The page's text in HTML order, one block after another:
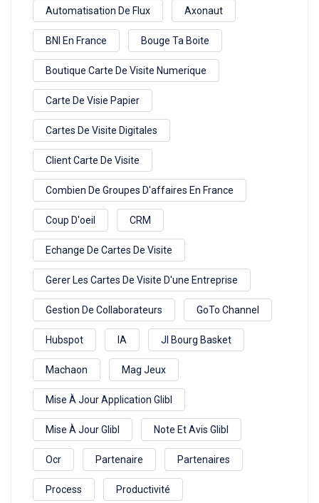
Automatisation De Flux Axonaut
BNI En France Bouge Ta Boite
Boutique Carte De Visite Numerique
Carte De Visie Papier
Cartes De Visite Digitales
Client Carte De Visite
Combien De Groupes D'affaires En France
Coup D'oeil CRM
Echange De Cartes De Visite
Gerer Les Cartes De Visite D'une Entreprise
Gestion De Collaborateurs GoTo Channel
Hubspot IA Jl Bourg Basket
Machaon Mag Jeux
Mise À Jour Application Glibl
Mise À Jour Glibl Note Et Avis Glibl
Ocr Partenaire Partenaires
Process Productivité